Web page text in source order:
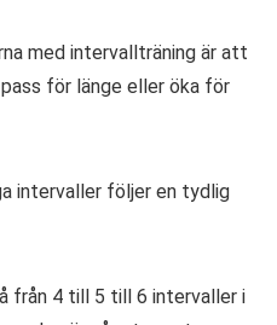
med intervallträning är att
för länge eller öka för
intervaller följer en tydlig
från 4 till 5 till 6 intervaller i